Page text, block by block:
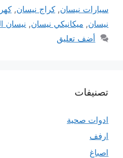
سيارات نيسان, كراج نيسان,
نيسان, ميكانيكي نيسان, نيسان
أضف تعليق
تصنيفات
ادوات صحية
ارفف
اصباغ